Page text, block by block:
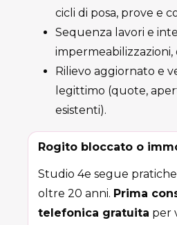
cicli di posa, prove e
Sequenza lavori e
Rilievo aggiornato e
legittimo (quote,
esistenti).
Rogito bloccato o
Studio 4e segue
oltre 20 anni. Prima
telefonica gratuita per